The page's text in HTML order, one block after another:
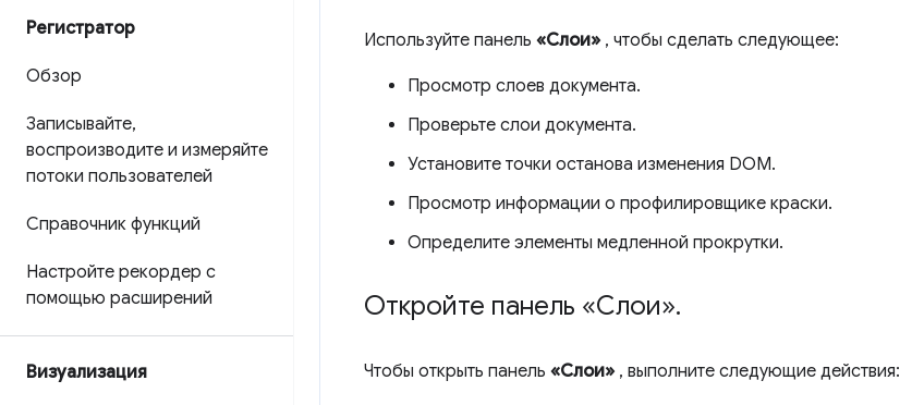
Регистратор
Обзор
Записывайте,
воспроизводите и измеряйте
потоки пользователей
Справочник функций
Настройте рекордер с
помощью расширений
Визуализация
Используйте панель «Слои» , чтобы сделать следующее:
Просмотр слоев документа.
Проверьте слои документа.
Установите точки останова изменения DOM.
Просмотр информации о профилировщике краски.
Определите элементы медленной прокрутки.
Откройте панель «Слои».
Чтобы открыть панель «Слои» , выполните следующие действия: